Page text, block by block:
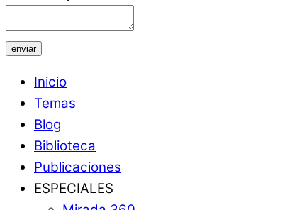
enviar
Inicio
Temas
Blog
Biblioteca
Publicaciones
ESPECIALES